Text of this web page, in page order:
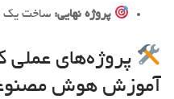
پروژه نهایی: ساخت یک
پروژه‌های عملی
آموزش هوش